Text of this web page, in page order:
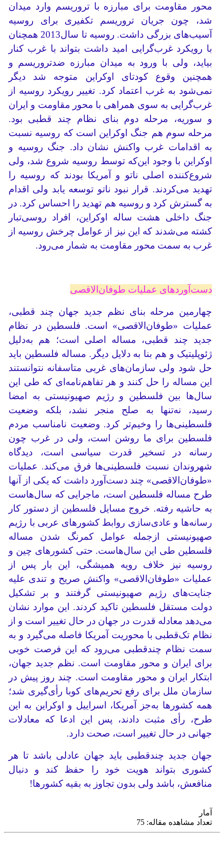
محور مقاومت برای مبارزه با تروریسم وارد میدان
شد، چون جریان تروریسم تکفیری برای روسیه
آسیب‌های بزرگی داشت. روسیه تا سال‌2013 همچنان
با رویکرد غرب‌گرایی امید داشت بتواند با غرب کنار
بیاید، ولی با ورود به میدان مبارزه ضدتروریسم و
همچنین وقوع کودتای اوکراین متوجه شد دیگر
نمی‌شود به غرب اعتماد کرد. تغییر رویکرد روسیه از
غرب‌گرایی به سوی همراهی با محور مقاومت و ایران
و سوریه، مرحله دوم بنای نظام چند قطبی بود.
مرحله سوم هم جنگ اوکراین است که روسیه نسبت
به اقدامات غرب واکنش نشان داد. جنگ روسیه و
اوکراین با وجود این‌که توسط روسیه شروع شد، ولی
شروع‌کننده اصلی ناتو و آمریکا بودند که روسیه را
تهدید می‌کردند. قرار نبود ناتو توسعه یابد ولی اقدام
به گسترش کرد و روسیه هم تهدید را احساس کرد. در
جنگ داخلی هشت ساله اوکراین، افراد روسی‌تبار
کشته می‌شدند که این نیز از عوامل چرخش روسیه از
غرب به سمت محور مقاومت به شمار می‌رود.
دست‌آوردهای عملیات طوفان‌الاقصی
چهارمین مرحله بنای نظم جدید جهان چند قطبی،
عملیات «طوفان‌الاقصی» است. فلسطین در نظام
جدید چند قطبی، مساله اصلی است؛ هم به‌دلیل
ژئوپلیتیک و هم بنا به دلایل دیگر. مساله فلسطین باید
حل شود ولی سازمان‌های غربی متاسفانه نتوانستند
این مساله را حل کنند و هر تفاهم‌نامه‌ای که طی این
سال‌ها بین فلسطین و رژیم صهیونیستی به امضا
رسید، نه‌تنها به صلح منجر نشد، بلکه وضعیت
فلسطینی‌ها را وخیم‌تر کرد. وضعیت نامناسب مردم
فلسطین برای ما روشن است، ولی در غرب چون
رسانه در تسخیر قدرت سیاسی است، دیدگاه
شهروندان نسبت فلسطینی‌ها فرق می‌کند. عملیات
«طوفان‌الاقصی» چند دست‌آورد داشت که یکی از آنها
طرح مساله فلسطین است، ماجرایی که سال‌هاست
به حاشیه رفته. خروج مسایل فلسطین از دستور کار
رسانه‌ها و عادی‌سازی روابط کشورهای عربی با رژیم
صهیونیستی ازجمله عوامل کمرنگ شدن مساله
فلسطین طی این سال‌هاست. حتی کشورهای چین و
روسیه نیز خلاف رویه همیشگی، این بار پس از
عملیات «طوفان‌الاقصی» واکنش صریح و تندی علیه
جنایت‌های رژیم صهیونیستی گرفتند و بر تشکیل
دولت مستقل فلسطین تاکید کردند. این موارد نشان
می‌دهد معادله قدرت در جهان در حال تغییر است و از
نظام تک‌قطبی با محوریت آمریکا فاصله می‌گیرد و به
سمت نظام چند‌قطبی می‌رود که این فرصت خوبی
برای ایران و محور مقاومت است. نظم جدید جهان،
ابتکار ایران و محور مقاومت است. چند روز پیش در
سازمان ملل برای رفع تحریم‌های کوبا رأی‌گیری شد؛
همه کشورها به‌جز آمریکا، اسراییل و اوکراین به این
طرح، رأی مثبت دادند، پس این ادعا که معادلات
جهانی در حال تغییر است، صحت دارد.
جهان جدید چند‌قطبی باید جهان عادلی باشد تا هر
کشوری بتواند هویت خود را حفظ کند و دنبال
منافعش، باشد ولی بدون تجاوز به بقیه کشورها!
آمار
تعداد مشاهده مقاله: 75